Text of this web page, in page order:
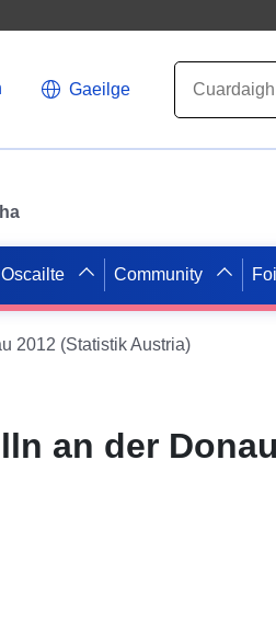
Gaeilge
Community
2012 (Statistik Austria)
an der